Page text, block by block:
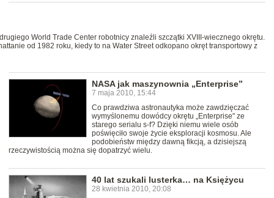
World Trade Center robotnicy znaleźli szczątki XVIII-wiecznego okrętu.
od 1982 roku, kiedy to na Water Street odkopano okręt transportowy z
NASA jak maszynownia „Enterprise”
7 maja 2010, 15:44
Co prawdziwa astronautyka może zawdzięczać
wymyślonemu dowódcy okrętu „Enterprise" ze
starego serialu s-f? Dzięki niemu wiele osób
poświęciło swoje życie eksploracji kosmosu. Ale
podobieństw między dawną fikcją, a dzisiejszą
rzeczywistością można się dopatrzyć wielu.
40 lat szukali lusterka… na Księżycu
28 kwietnia 2010, 20:08